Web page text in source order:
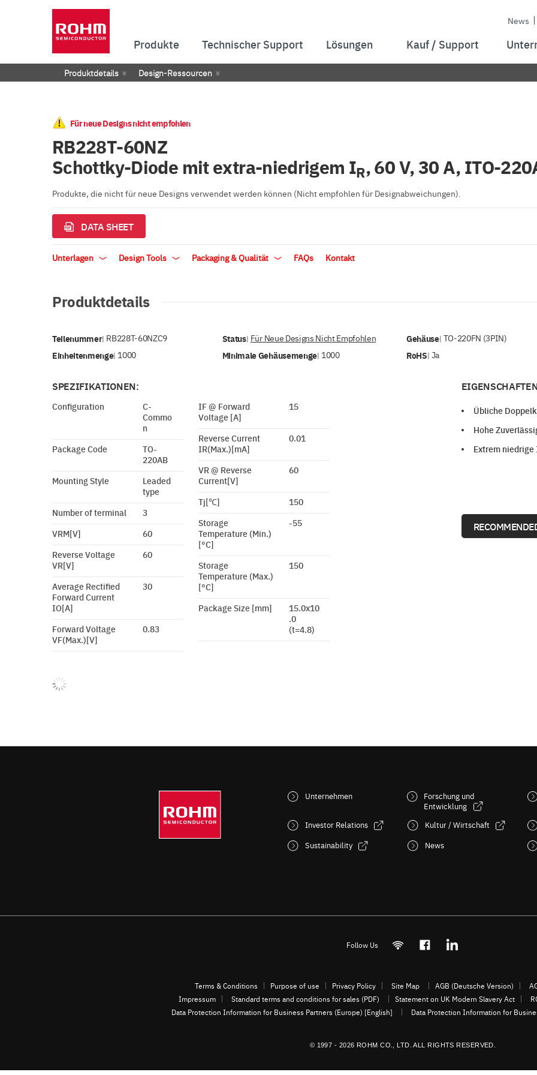
News
Produkte Technischer Support Lösungen Kauf / Support
Produktdetails Design-Ressourcen
Für neue Designs nicht empfohlen
RB228T-60NZ
Schottky-Diode mit extra-niedrigem IR, 60 V, 30 A, ITO-
Produkte, die nicht für neue Designs verwendet werden können (Nicht empfohlen für Designabweichungen).
DATA SHEET
Unterlagen Design Tools Packaging & Qualität FAQs Kontakt
Produktdetails
Teilenummer| RB228T-60NZC9 Status| Für Neue Designs Nicht Empfohlen Gehäuse| TO-220FN (3PIN)
Einheitenmenge| 1000 Minimale Gehäusemenge| 1000 RoHS| Ja
SPEZIFIKATIONEN:
Configuration
C-
Commo
n
Package Code
TO-
220AB
Mounting Style
Leaded
type
Number of terminal
3
VRM[V]
60
Reverse Voltage
VR[V]
60
Average Rectified
Forward Current
IO[A]
30
Forward Voltage
VF(Max.)[V]
0.83
IF @ Forward
Voltage [A]
15
Reverse Current
IR(Max.)[mA]
0.01
VR @ Reverse
Current[V]
60
Tj[℃]
150
Storage
Temperature (Min.)
[°C]
-55
Storage
Temperature (Max.)
[°C]
150
Package Size [mm]
15.0x10
.0
(t=4.8)
Übliche
Hohe
Extrem niedrige
Unternehmen
Investor Relations
Sustainability
Forschung und
Entwicklung
Kultur / Wirtschaft
News
Follow Us
Terms & Conditions Purpose of use Privacy Policy Site Map AGB (Deutsche Version)
Impressum
Standard terms and conditions for sales (PDF) Statement on UK Modern Slavery Act
Data Protection Information for Business Partners (Europe) [English]
Data Protection Information for
© 1997 - 2026 ROHM CO., LTD. ALL RIGHTS RESERVED.